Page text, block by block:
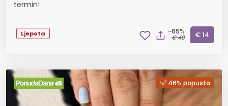
termin!
Ljepota -65%
€ 40 € 14
46% popusta